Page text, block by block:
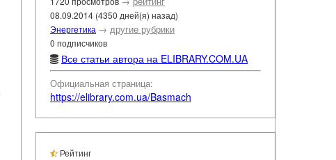
08.09.2014 (4350 дней(я) назад)
Энергетика → другие рубрики
0 подписчиков
Все статьи автора на ELIBRARY.COM.UA
Официальная страница:
https://elibrary.com.ua/Basmach
Рейтинг